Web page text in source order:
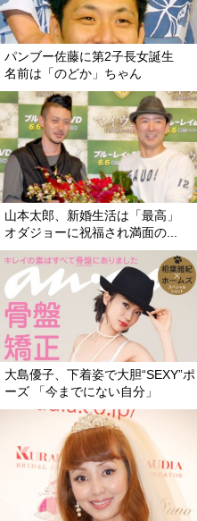
パンブー佐藤に第2子長女誕生
名前は「のどか」ちゃん
山本太郎、新婚生活は「最高」
オダジョーに祝福され満面の...
大島優子、下着姿で大胆“SEXY”ポ
ーズ 「今までにない自分」